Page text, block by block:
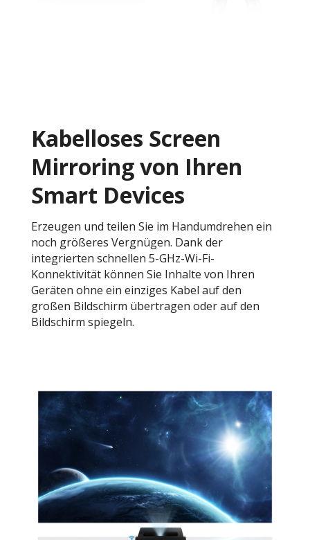
Kabelloses Screen
Mirroring von Ihren
Smart Devices
Erzeugen und teilen Sie im Handumdrehen ein
noch größeres Vergnügen. Dank der
integrierten schnellen 5-GHz-Wi-Fi-
Konnektivität können Sie Inhalte von Ihren
Geräten ohne ein einziges Kabel auf den
großen Bildschirm übertragen oder auf den
Bildschirm spiegeln.